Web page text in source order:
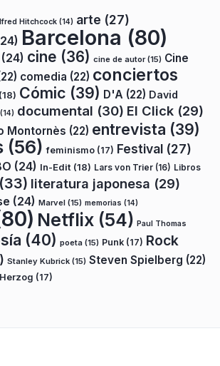
Hitchcock (14) arte (27)
Barcelona (80)
(24) cine (36) cine de autor(15) Cine
comedia (22) conciertos
(18) Cómic (39) D'A (22) David
(14) documental (30) El Click (29)
Montornès (22) entrevista (39)
(56) feminismo (17) Festival (27)
(24) In-Edit (18) Lars von Trier (16) Libros
(33) literatura japonesa (29)
(24) Marvel (15) memorias (14)
Netflix (54) Paul Thomas
(40) poeta (15) Punk (17) Rock
Stanley Kubrick (15) Steven Spielberg (22)
(17)